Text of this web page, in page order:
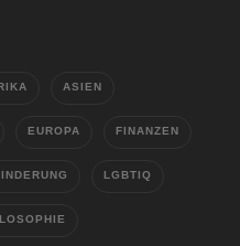
ASIEN
EUROPA FINANZEN
LGBTIQ